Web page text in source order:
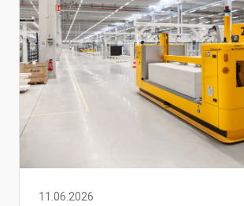
11.06.2026